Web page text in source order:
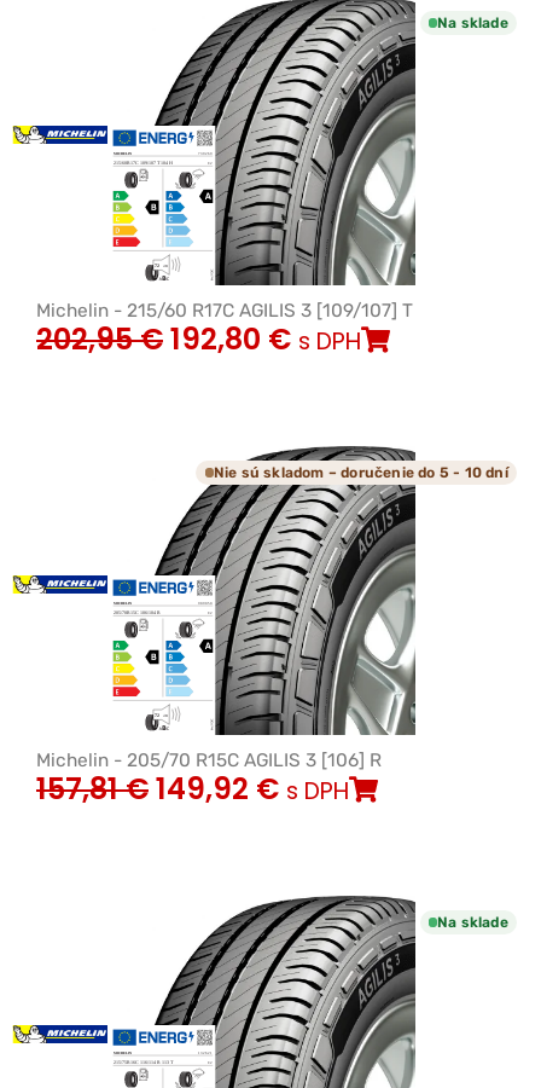
Na sklade
Michelin - 215/60 R17C AGILIS 3 [109/107] T
202,95€192,80 € s DPH
Nie sú skladom – doručenie do 5 - 10 dní
Michelin - 205/70 R15C AGILIS 3 [106] R
157,81€149,92 € s DPH
Na sklade